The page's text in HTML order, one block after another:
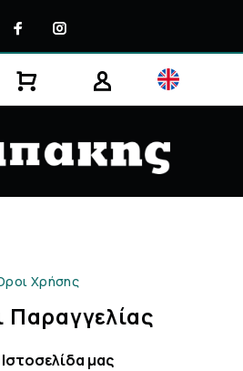
Χρήσης
Παραγγελίας
μας